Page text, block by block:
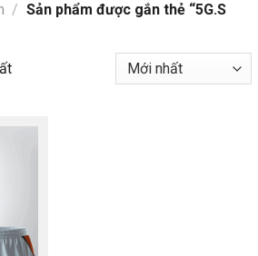
/ Sản phẩm được gắn thẻ “5G.S